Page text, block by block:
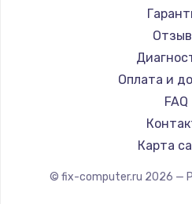
Оплата и
FAQ
Карта
© fix-computer.ru 2026 —